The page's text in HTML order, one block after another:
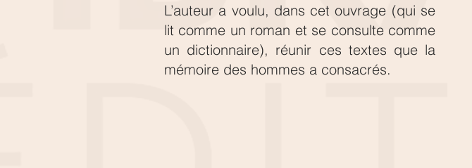
L’auteur a voulu, dans cet ouvrage (qui se
lit comme un roman et se consulte comme
un dictionnaire), réunir ces textes que la
mémoire des hommes a consacrés.